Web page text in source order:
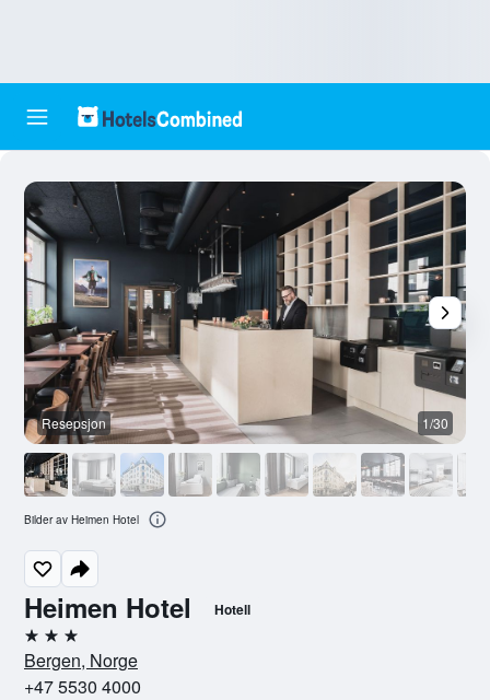
Heimen Hotel Hotell
3 stjerner
Bergen, Norge
+47 5530 4000
Resepsjon 1/30
Bilder av Heimen Hotel